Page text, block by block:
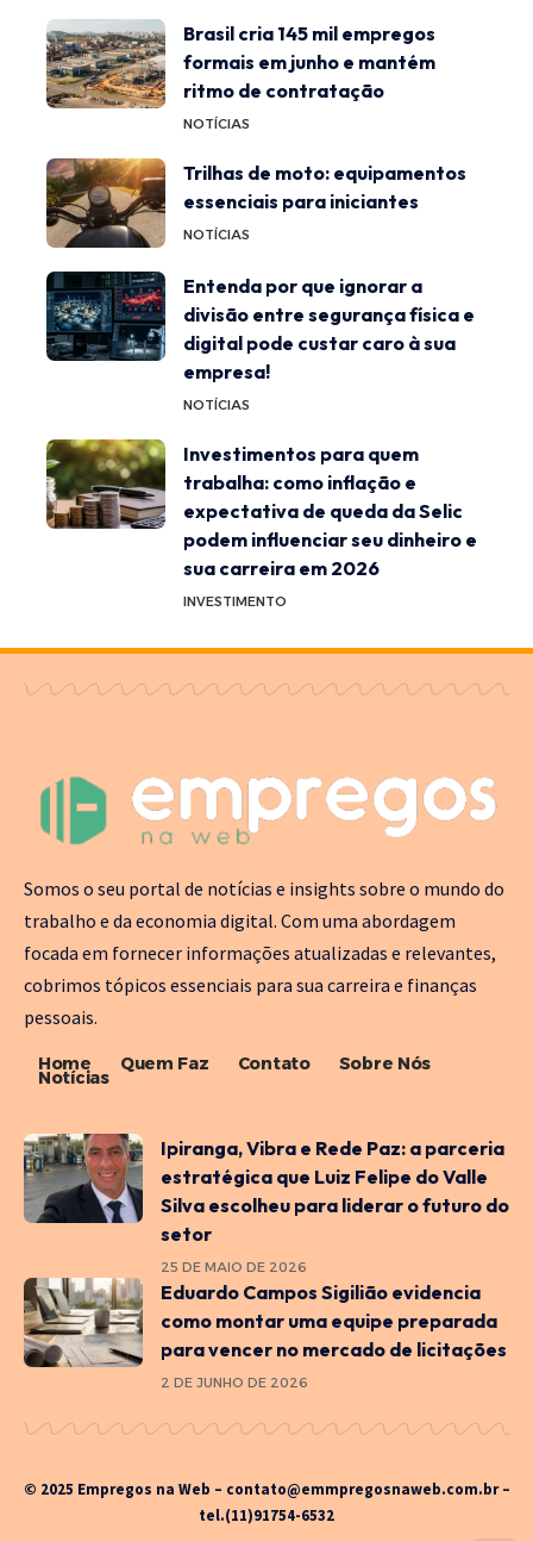
Brasil cria 145 mil empregos
formais em junho e mantém
ritmo de contratação
NOTÍCIAS
Trilhas de moto: equipamentos
essenciais para iniciantes
NOTÍCIAS
Entenda por que ignorar a
divisão entre segurança física e
digital pode custar caro à sua
empresa!
NOTÍCIAS
Investimentos para quem
trabalha: como inflação e
expectativa de queda da Selic
podem influenciar seu dinheiro e
sua carreira em 2026
INVESTIMENTO
Somos o seu portal de notícias e insights sobre o mundo do
trabalho e da economia digital. Com uma abordagem
focada em fornecer informações atualizadas e relevantes,
cobrimos tópicos essenciais para sua carreira e finanças
pessoais.
Home Quem Faz Contato Sobre Nós
Notícias
Ipiranga, Vibra e Rede Paz: a parceria
estratégica que Luiz Felipe do Valle
Silva escolheu para liderar o futuro do
setor
25 DE MAIO DE 2026
Eduardo Campos Sigilião evidencia
como montar uma equipe preparada
para vencer no mercado de licitações
2 DE JUNHO DE 2026
© 2025 Empregos na Web – contato@emmpregosnaweb.com.br–
tel.(11)91754-6532